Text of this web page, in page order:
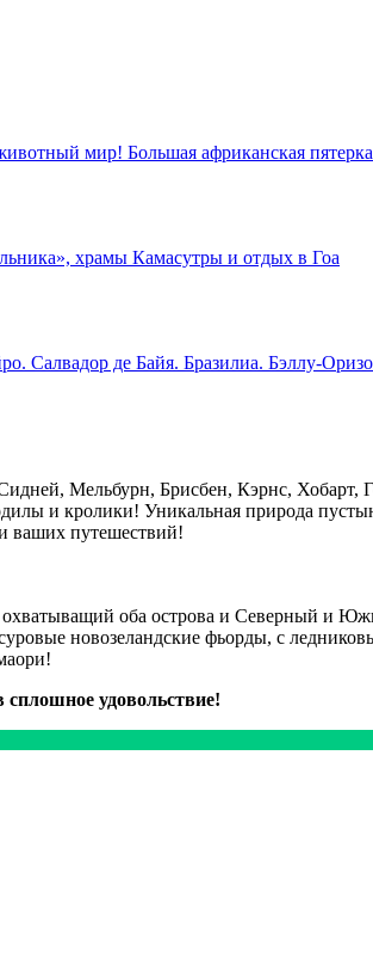
мир! Большая африканская
храмы Камасутры и отдых в Гоа
Салвадор де Байя. Бразилиа. Бэллу-
Мельбурн, Брисбен, Кэрнс, Хобарт,
и кролики! Уникальная природа
ваших путешествий!
охватыващий оба острова и Северный и
новозеландские фьорды, с
сплошное удовольствие!